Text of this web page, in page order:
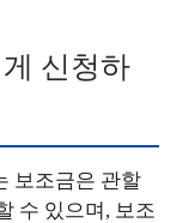
신청하
보조금은 관할
수 있으며, 보조